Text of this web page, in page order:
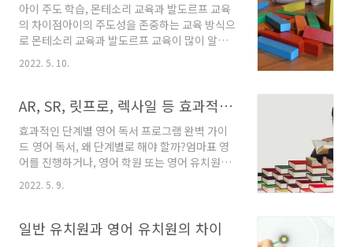
영하는 유치원은 국립, 공립, 사립으로 나뉘게 되
고, 그 안에서 유치원이 가지고 있는 교육 방향을
보고 결정하게 된다. 영어 유치원으로 결정했다
면 그 유치원의 교육 방식에 따라 놀이식과 학습
월부터 접수를 시작하고 10월~11월 사이 유치원
기관별..
아이 주도 학습, 몬테소리 교육과 발도르프 교육
의 차이점아이의 주도성을 존중하는 교육 방식으
로 몬테소리 교육과 발도르프 교육이 많이 알려
져 있습니다. 두 교육법은 아이의 성장과 발달 단
계를 고려하여 학습 환경을 조성하며, 창의적 사
있습니다. 하지만 교육 철학과 접근 방식에서 차
이가 있습니다.몬테소리 교육: 아이의 자율성을
키우는 학습법몬테소리 교육은 이탈리아의 의사
이자 교육학자 마리아 몬테소리가 개발한 교육
방법으로, 아이의 성장 발달 단계에 맞춰 자연스
럽게 학습하도록 돕는 것이 핵심입니다.몬테소리
유롭게 재료를 선택하여 실험하고 배우는 기회를
2022. 5. 10.
AR, SR, 릿프로, 렉사일 등 효과적인 영어 독서 프로그램
효과적인 단계별 영어 독서 프로그램 완벽 가이
드 영어 독서, 왜 단계별로 해야 할까?엄마표 영
어를 진행하거나, 영어 학원 또는 영어 유치원을
다녀본 경험이 있다면 한 번쯤 AR(Accelerated
Reader), SR(Star Reading) 같은 용어를 들어
렵게 느껴질 수 있다. 이번 글에서는 많은 영어 유
치원과 영어 학원에서 활용하는 영어 독서 프로
2022. 5. 9.
일반 유치원과 영어 유치원의 차이